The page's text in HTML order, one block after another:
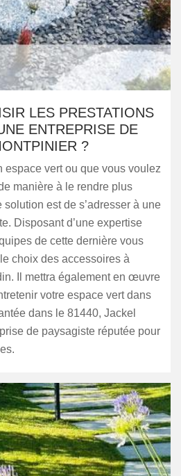
LES PRESTATIONS
ENTREPRISE DE
?
espace vert ou que vous voulez
manière à le rendre plus
est de s’adresser à une
Disposant d’une expertise
de cette dernière vous
choix des accessoires à
Il mettra également en œuvre
votre espace vert dans
dans le 81440, Jackel
de paysagiste réputée pour